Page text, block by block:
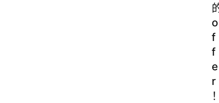
o
f
f
e
r